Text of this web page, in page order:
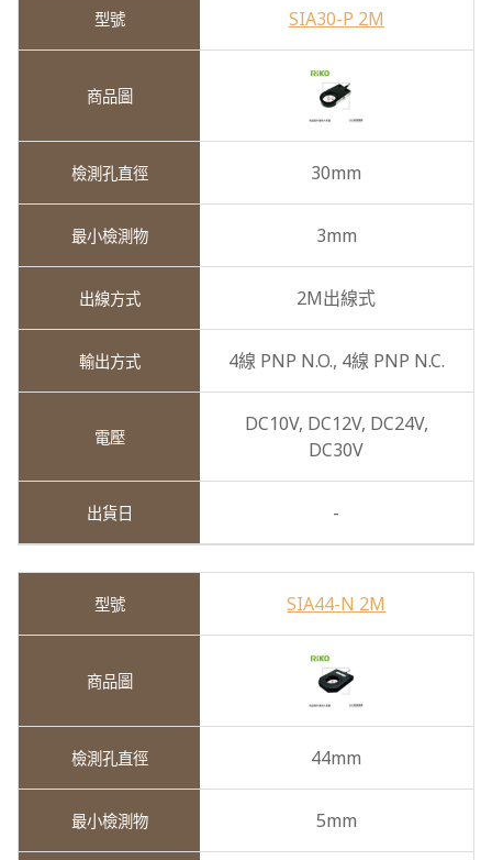
SIA30-P 2M
30mm
3mm
2M出線式
4線 PNP N.O., 4線 PNP N.C.
DC10V, DC12V, DC24V,
DC30V
-
SIA44-N 2M
44mm
5mm